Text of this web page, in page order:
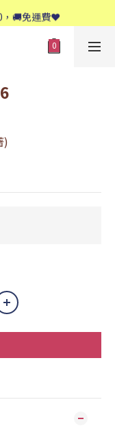
8661
🚚免運費❤️
8661
)